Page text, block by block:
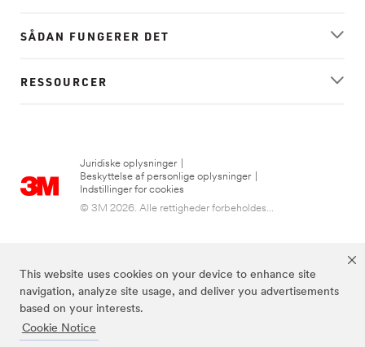
This website uses cookies on your device to enhance site
navigation, analyze site usage, and deliver you advertisements
based on your interests.
Cookie Notice
SÅDAN FUNGERER DET
RESSOURCER
Juridiske oplysninger
Beskyttelse af personlige oplysninger
Indstillinger for cookies
© 3M 2026. Alle rettigheder forbeholdes...